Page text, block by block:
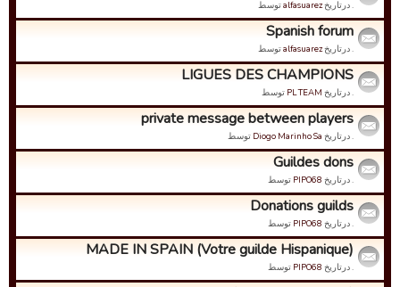
. درتاریخalfasuarezتوسط
Spanish forum
. درتاریخalfasuarezتوسط
LIGUES DES CHAMPIONS
. درتاریخ PL TEAM توسط
private message between players
. درتاریخ Diogo Marinho Sa توسط
Guildes dons
. درتاریخ PIPO68 توسط
Donations guilds
. درتاریخ PIPO68 توسط
MADE IN SPAIN (Votre guilde Hispanique)
. درتاریخ PIPO68 توسط